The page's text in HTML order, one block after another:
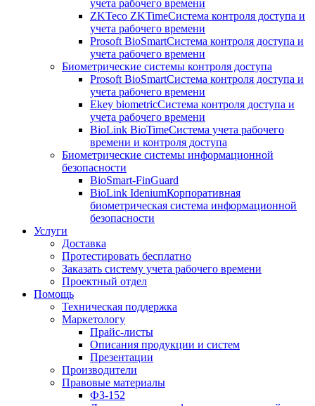
учета рабочего времени
ZKTeco ZKTimeСистема контроля доступа и
учета рабочего времени
Prosoft BioSmartСистема контроля доступа и
учета рабочего времени
Биометрические системы контроля доступа
Prosoft BioSmartСистема контроля доступа и
учета рабочего времени
Ekey biometricСистема контроля доступа и
учета рабочего времени
BioLink BioTimeСистема учета рабочего
времени и контроля доступа
Биометрические системы информационной
безопасности
BioSmart-FinGuard
BioLink IdeniumКорпоративная
биометрическая система информационной
безопасности
Услуги
Доставка
Протестировать бесплатно
Заказать систему учета рабочего времени
Проектный отдел
Помощь
Техническая поддержка
Маркетологу
Прайс-листы
Описания продукции и систем
Презентации
Производители
Правовые материалы
ФЗ-152